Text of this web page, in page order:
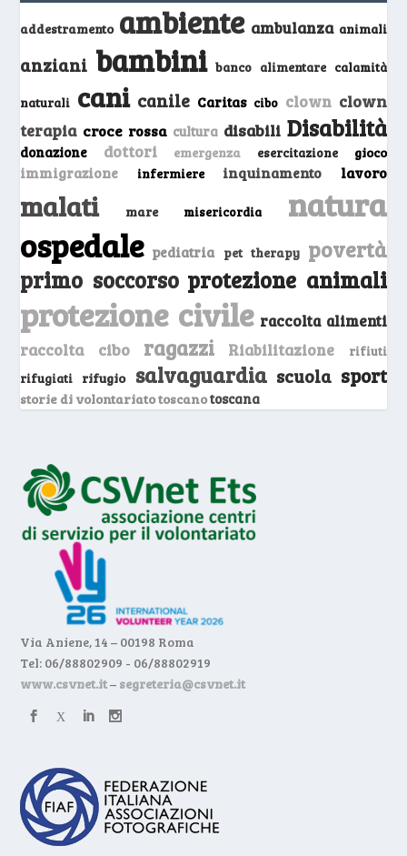
addestramento ambiente ambulanza animali
anziani bambini banco alimentare calamità
naturali cani canile Caritas cibo clown clown
terapia croce rossa cultura disabili Disabilità
donazione dottori emergenza esercitazione gioco
immigrazione infermiere inquinamento lavoro
malati mare misericordia natura
ospedale pediatria pet therapy povertà
primo soccorso protezione animali
protezione civile raccolta alimenti
raccolta cibo ragazzi Riabilitazione
rifiuti
rifugiati
rifugio salvaguardia scuola sport
storie di volontariato toscanotoscana
Via Aniene, 14 – 00198 Roma
Tel: 06/88802909 - 06/88802919
www.csvnet.it– segreteria@csvnet.it